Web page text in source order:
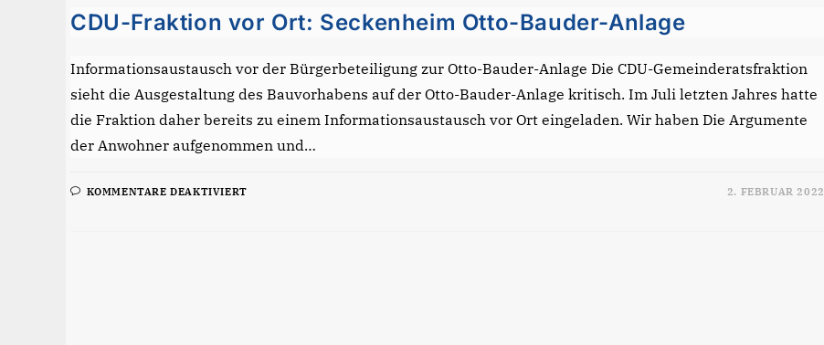
CDU-Fraktion vor Ort: Seckenheim Otto-Bauder-Anlage
Informationsaustausch vor der Bürgerbeteiligung zur Otto-Bauder-Anlage Die CDU-Gemeinderatsfraktion
sieht die Ausgestaltung des Bauvorhabens auf der Otto-Bauder-Anlage kritisch. Im Juli letzten Jahres hatte
die Fraktion daher bereits zu einem Informationsaustausch vor Ort eingeladen. Wir haben Die Argumente
der Anwohner aufgenommen und…
KOMMENTARE DEAKTIVIERTFÜR 2. FEBRUAR 2022